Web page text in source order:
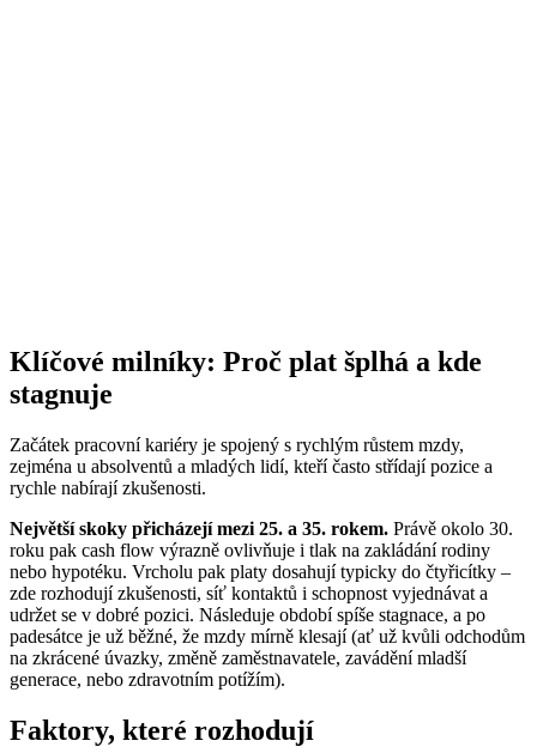
Klíčové milníky: Proč plat šplhá a kde
stagnuje
Začátek pracovní kariéry je spojený s rychlým růstem mzdy,
zejména u absolventů a mladých lidí, kteří často střídají pozice a
rychle nabírají zkušenosti.
Největší skoky přicházejí mezi 25. a 35. rokem. Právě okolo 30.
roku pak cash flow výrazně ovlivňuje i tlak na zakládání rodiny
nebo hypotéku. Vrcholu pak platy dosahují typicky do čtyřicítky –
zde rozhodují zkušenosti, síť kontaktů i schopnost vyjednávat a
udržet se v dobré pozici. Následuje období spíše stagnace, a po
padesátce je už běžné, že mzdy mírně klesají (ať už kvůli odchodům
na zkrácené úvazky, změně zaměstnavatele, zavádění mladší
generace, nebo zdravotním potížím).
Faktory, které rozhodují